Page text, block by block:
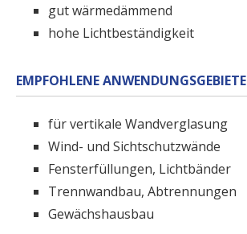
gut wärmedämmend
hohe Lichtbeständigkeit
EMPFOHLENE ANWENDUNGSGEBIETE
für vertikale Wandverglasung
Wind- und Sichtschutzwände
Fensterfüllungen, Lichtbänder
Trennwandbau, Abtrennungen
Gewächshausbau